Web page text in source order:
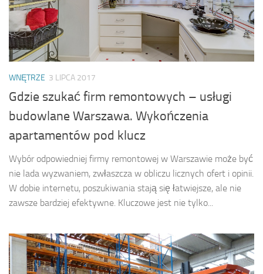
WNĘTRZE 3 LIPCA 2017
Gdzie szukać firm remontowych – usługi
budowlane Warszawa. Wykończenia
apartamentów pod klucz
Wybór odpowiedniej firmy remontowej w Warszawie może być
nie lada wyzwaniem, zwłaszcza w obliczu licznych ofert i opinii.
W dobie internetu, poszukiwania stają się łatwiejsze, ale nie
zawsze bardziej efektywne. Kluczowe jest nie tylko...